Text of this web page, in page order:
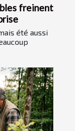
freinent
été aussi